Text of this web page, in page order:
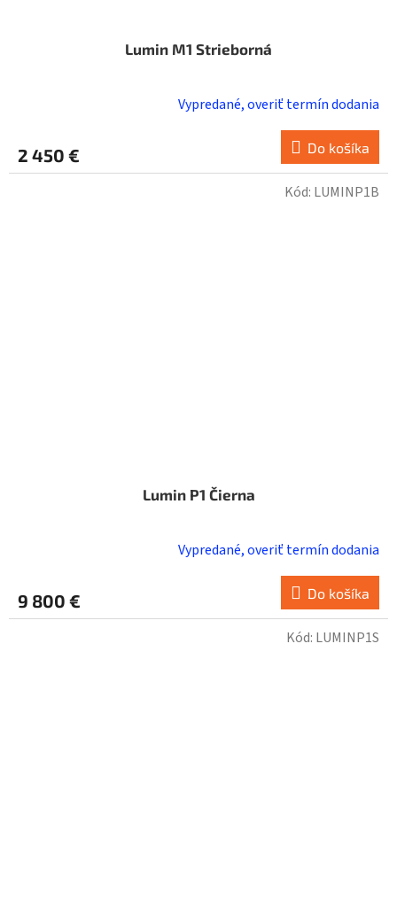
Lumin M1 Strieborná
Vypredané, overiť termín dodania
2 450 € Do košíka
Lumin P1 Čierna
Vypredané, overiť termín dodania
9 800 € Do košíka
Kód: LUMINP1B
Kód: LUMINP1S